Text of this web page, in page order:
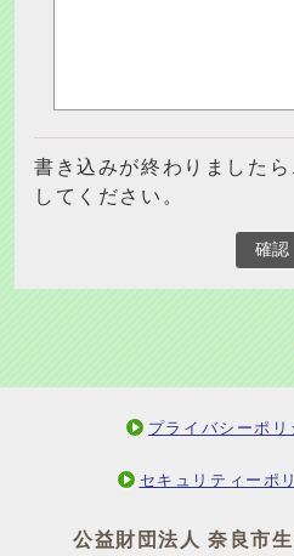
書き込みが終わりました
してください。
確認
プライバシーポ
セキュリティーポ
公益財団法人 奈良市